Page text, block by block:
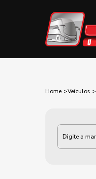
Home Veículos
Categoria